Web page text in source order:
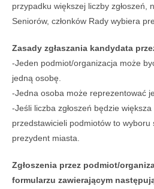
przypadku większej liczby zgłoszeń,
Seniorów, członków Rady wybiera
Zasady zgłaszania kandydata
-Jeden podmiot/organizacja może
jedną osobę.
-Jedna osoba może reprezentować
-Jeśli liczba zgłoszeń będzie
przedstawicieli podmiotów to wyboru
prezydent miasta.
Zgłoszenia przez podmiot/
formularzu zawierającym